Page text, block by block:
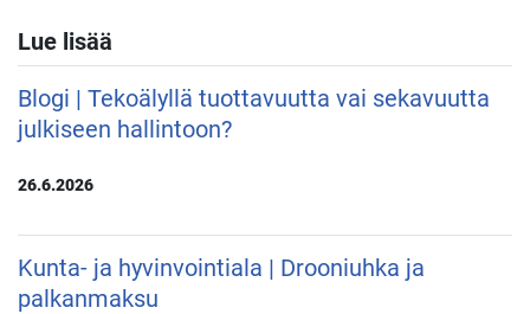
Lue lisää
Blogi | Tekoälyllä tuottavuutta vai sekavuutta
julkiseen hallintoon?
26.6.2026
Kunta- ja hyvinvointiala | Drooniuhka ja
palkanmaksu